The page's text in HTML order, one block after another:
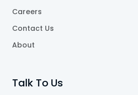
Careers
Contact Us
About
Talk To Us